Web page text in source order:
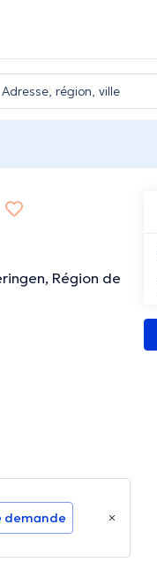
Région de
demande